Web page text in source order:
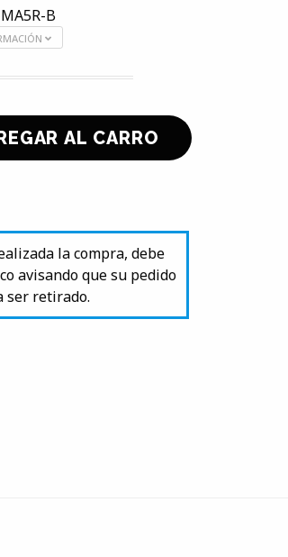
B
la compra, debe
avisando que su pedido
ser retirado.